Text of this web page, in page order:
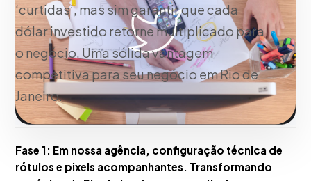
‘curtidas’, mas sim garantir que cada
dólar investido retorne multiplicado para
o negócio. Uma sólida vantagem
competitiva para seu negócio em Rio de
Janeiro.
Fase 1: Em nossa agência, configuração técnica de
rótulos e pixels acompanhantes. Transformando